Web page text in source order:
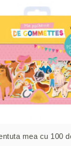
mea cu 100